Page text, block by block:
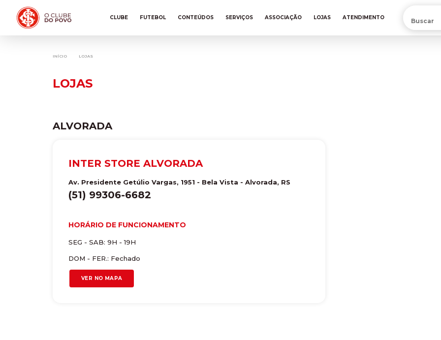
CLUBE FUTEBOL CONTEÚDOS SERVIÇOS ASSOCIAÇÃO LOJAS ATENDIMENTO
INÍCIO LOJAS
LOJAS
ALVORADA
INTER STORE ALVORADA
Av. Presidente Getúlio Vargas, 1951 - Bela Vista - Alvorada, RS
(51) 99306-6682
HORÁRIO DE FUNCIONAMENTO
SEG - SAB: 9H - 19H
DOM - FER.: Fechado
VER NO MAPA